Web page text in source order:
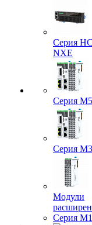
Серия
NXE
Серия
Серия
Модули
Серия